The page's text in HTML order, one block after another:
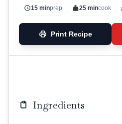
15 minprep 25 mincook
Print Recipe
Ingredients